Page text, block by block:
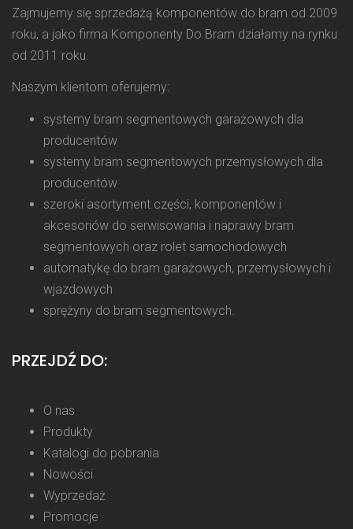
Zajmujemy się sprzedażą komponentów do bram od 2009
roku, a jako firma Komponenty Do Bram działamy na rynku
od 2011 roku.
Naszym klientom oferujemy:
systemy bram segmentowych garażowych dla
producentów
systemy bram segmentowych przemysłowych dla
producentów
szeroki asortyment części, komponentów i
akcesoriów do serwisowania i naprawy bram
segmentowych oraz rolet samochodowych
automatykę do bram garażowych, przemysłowych i
wjazdowych
sprężyny do bram segmentowych.
PRZEJDŹ DO:
O nas
Produkty
Katalogi do pobrania
Nowości
Wyprzedaż
Promocje